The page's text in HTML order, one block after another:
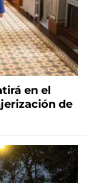
en el
de